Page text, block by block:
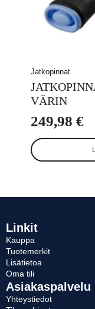
Jatkopinnat
VÄRIN
249,98 €
Linkit
Kauppa
Tuotemerkit
Lisätietoa
Oma tili
Asiakaspalvelu
Yhteystiedot